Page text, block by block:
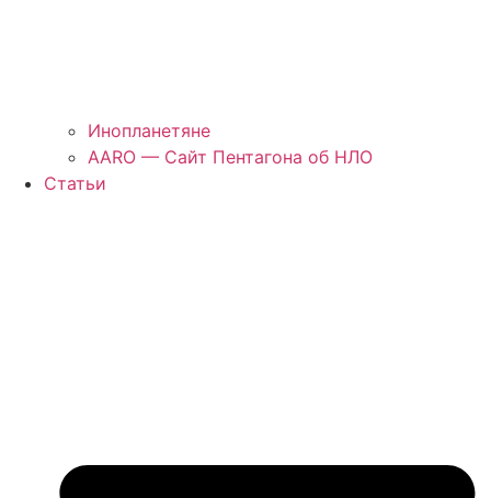
Инопланетяне
AARO — Сайт Пентагона об НЛО
Статьи